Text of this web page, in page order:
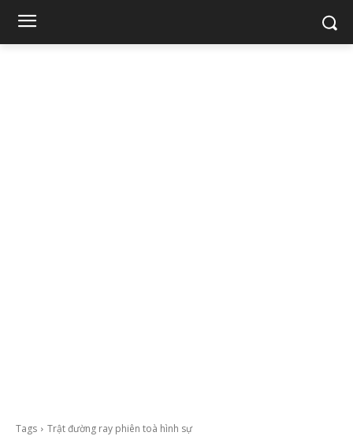
Tags Trật đường ray phiên toà hình sự